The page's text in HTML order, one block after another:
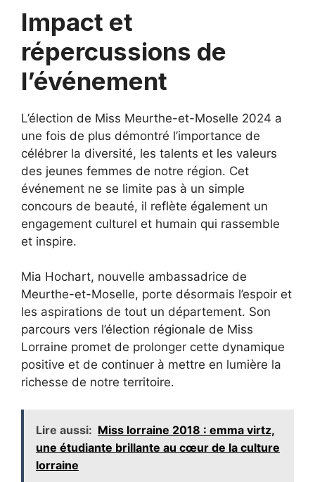
Impact et
répercussions de
l’événement
L’élection de Miss Meurthe-et-Moselle 2024 a
une fois de plus démontré l’importance de
célébrer la diversité, les talents et les valeurs
des jeunes femmes de notre région. Cet
événement ne se limite pas à un simple
concours de beauté, il reflète également un
engagement culturel et humain qui rassemble
et inspire.
Mia Hochart, nouvelle ambassadrice de
Meurthe-et-Moselle, porte désormais l’espoir et
les aspirations de tout un département. Son
parcours vers l’élection régionale de Miss
Lorraine promet de prolonger cette dynamique
positive et de continuer à mettre en lumière la
richesse de notre territoire.
Lire aussi: Miss lorraine 2018 : emma virtz,
une étudiante brillante au cœur de la culture
lorraine